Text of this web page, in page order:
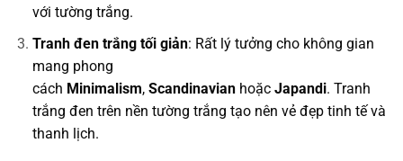
với tường trắng.
Tranh đen trắng tối giản: Rất lý tưởng cho không gian
mang phong
cách Minimalism, Scandinavianhoặc Japandi. Tranh
trắng đen trên nền tường trắng tạo nên vẻ đẹp tinh tế và
thanh lịch.